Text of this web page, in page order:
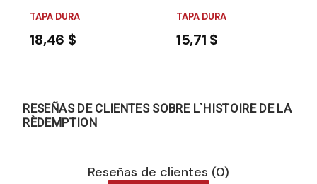
TAPA DURA
18,46 $
TAPA DURA
15,71 $
RESEÑAS DE CLIENTES SOBRE L`HISTOIRE DE LA
RÈDEMPTION
Reseñas de clientes (0)